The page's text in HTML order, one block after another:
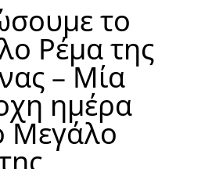
το
Ρέμα της
– Μία
ημέρα
Μεγάλο